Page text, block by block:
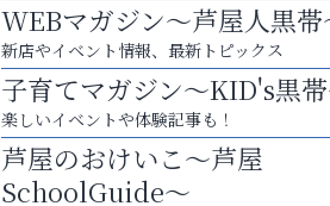
まずは話してみませんか？
「相続」無料相談会カフェ
芦屋人~あしやびと~
WEBマガジン～芦屋人黒帯
新店やイベント情報、最新トピックス
子育てマガジン～KID's黒
楽しいイベントや体験記事も！
芦屋のおけいこ～芦屋
SchoolGuide～